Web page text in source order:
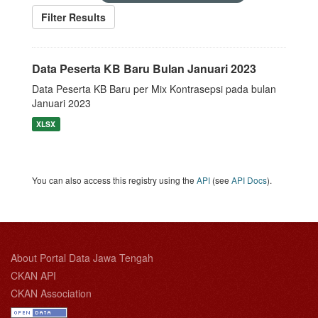
Filter Results
Data Peserta KB Baru Bulan Januari 2023
Data Peserta KB Baru per Mix Kontrasepsi pada bulan
Januari 2023
XLSX
You can also access this registry using the API (see API Docs).
About Portal Data Jawa Tengah
CKAN API
CKAN Association